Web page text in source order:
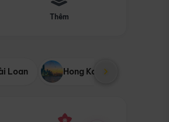
Thêm
Loan Hong Kong